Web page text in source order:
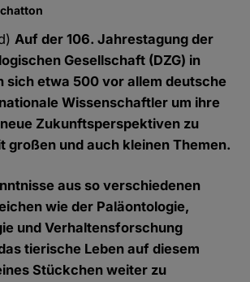
Auf der 106. Jahrestagung der
Gesellschaft (DZG) in
sich etwa 500 vor allem deutsche
Wissenschaftler um ihre
Zukunftsperspektiven zu
großen und auch kleinen Themen.
aus so verschiedenen
wie der Paläontologie,
und Verhaltensforschung
tierische Leben auf diesem
Stückchen weiter zu